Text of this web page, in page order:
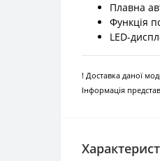
Плавна
Функція
LED-
! Доставка даної
Інформація